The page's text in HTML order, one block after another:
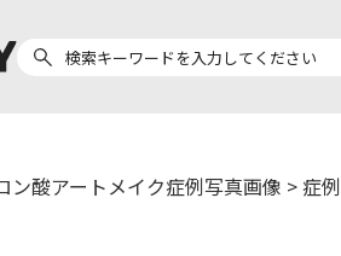
ン酸アートメイク症例写真画像 >症